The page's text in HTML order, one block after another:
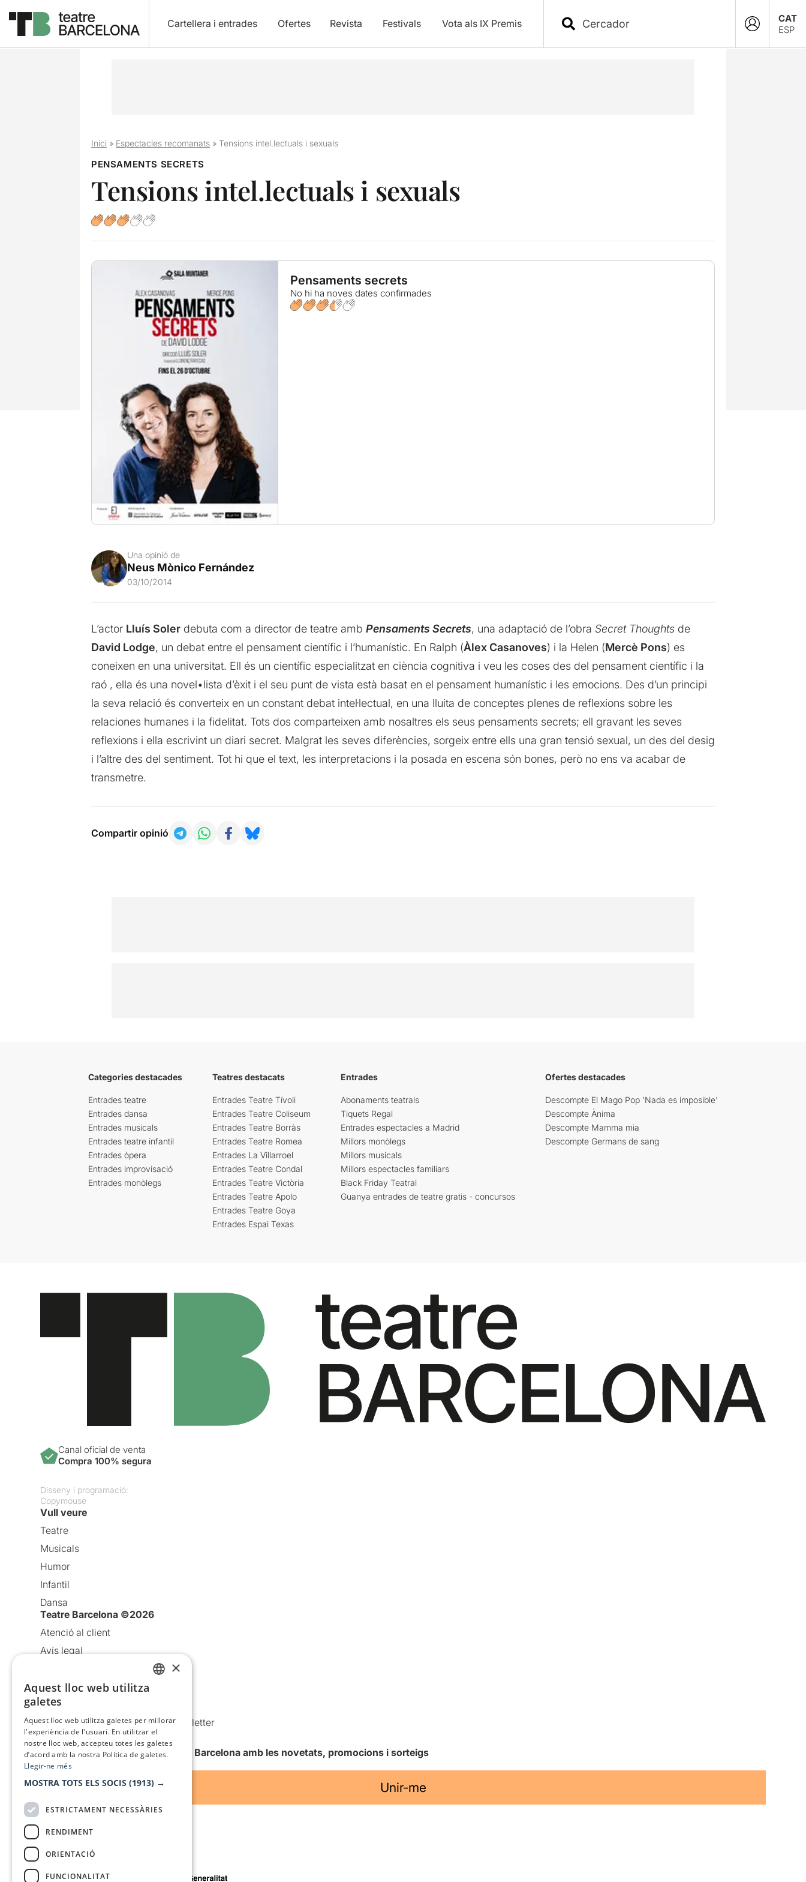
Cartellera i entrades Ofertes Revista Festivals Vota als IX Premis
CAT
ESP
Inici» Espectacles recomanats» Tensions intel.lectuals i sexuals
PENSAMENTS SECRETS
Tensions intel.lectuals i sexuals
Pensaments secrets
No hi ha noves dates confirmades
Una opinió de
Neus Mònico Fernández
03/10/2014
L’actor Lluís Solerdebuta com a director de teatre amb Pensaments Secrets, una adaptació de l’obra Secret Thoughtsde
David Lodge, un debat entre el pensament científic i l’humanístic. En Ralph (Àlex Casanoves) i la Helen (Mercè Pons) es
coneixen en una universitat. Ell és un científic especialitzat en ciència cognitiva i veu les coses des del pensament científic i la
raó , ella és una novel•lista d’èxit i el seu punt de vista està basat en el pensament humanístic i les emocions. Des d’un principi
la seva relació és converteix en un constant debat intel·lectual, en una lluita de conceptes plenes de reflexions sobre les
relaciones humanes i la fidelitat. Tots dos comparteixen amb nosaltres els seus pensaments secrets; ell gravant les seves
reflexions i ella escrivint un diari secret. Malgrat les seves diferències, sorgeix entre ells una gran tensió sexual, un des del desig
i l’altre des del sentiment. Tot hi que el text, les interpretacions i la posada en escena són bones, però no ens va acabar de
transmetre.
Compartir opinió
Categories destacades
Entrades teatre
Entrades dansa
Entrades musicals
Entrades teatre infantil
Entrades òpera
Entrades improvisació
Entrades monòlegs
Teatres destacats
Entrades Teatre Tívoli
Entrades Teatre Coliseum
Entrades Teatre Borràs
Entrades Teatre Romea
Entrades La Villarroel
Entrades Teatre Condal
Entrades Teatre Victòria
Entrades Teatre Apolo
Entrades Teatre Goya
Entrades Espai Texas
Entrades
Abonaments teatrals
Tiquets Regal
Entrades espectacles a Madrid
Millors monòlegs
Millors musicals
Millors espectacles familiars
Black Friday Teatral
Guanya entrades de teatre gratis - concursos
Ofertes destacades
Descompte El Mago Pop 'Nada es imposible'
Descompte Ànima
Descompte Mamma mia
Descompte Germans de sang
Canal oficial de venta
Compra 100% segura
Disseny i programació:
Copymouse
Vull veure
Teatre
Musicals
Humor
Infantil
Dansa
Teatre Barcelona ©2026
Atenció al client
Avís legal
Política de cookies
Condicions d’ús
Comunicacions comercials i Newsletter
Anuncia’t
Vull rebre la newsletter de Teatre Barcelona amb les novetats, promocions i sorteigs
Unir-me
Amb el suport de
×
Aquest lloc web utilitza
galetes
Aquest lloc web utilitza galetes per millorar
l'experiència de l'usuari. En utilitzar el
nostre lloc web, accepteu totes les galetes
d’acord amb la nostra Política de galetes.
Llegir-ne més
MOSTRA TOTS ELS SOCIS (1913) →
ESTRICTAMENT NECESSÀRIES
RENDIMENT
ORIENTACIÓ
FUNCIONALITAT